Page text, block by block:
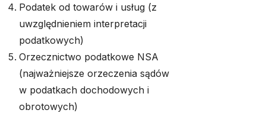
Podatek od towarów i usług (z
uwzględnieniem interpretacji
podatkowych)
Orzecznictwo podatkowe NSA
(najważniejsze orzeczenia sądów
w podatkach dochodowych i
obrotowych)